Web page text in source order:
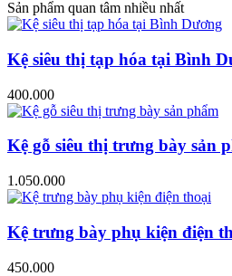
Sản phẩm quan tâm nhiều nhất
Kệ siêu thị tạp hóa tại Bình
400.000
Kệ gỗ siêu thị trưng bày sản
1.050.000
Kệ trưng bày phụ kiện điện
450.000